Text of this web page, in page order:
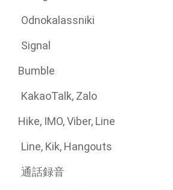
Odnokalassniki
Signal
Bumble
KakaoTalk, Zalo
Hike, IMO, Viber, Line
Line, Kik, Hangouts
通話録音